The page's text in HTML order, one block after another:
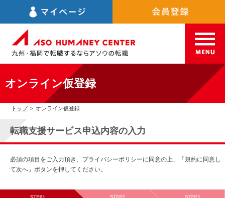
オンライン仮登録
トップ > オンライン仮登録
転職支援サービス申込内容の入力
必須の項目をご入力頂き、プライバシーポリシーに同意の上、「規約に同意し
て次へ」ボタンを押してください。